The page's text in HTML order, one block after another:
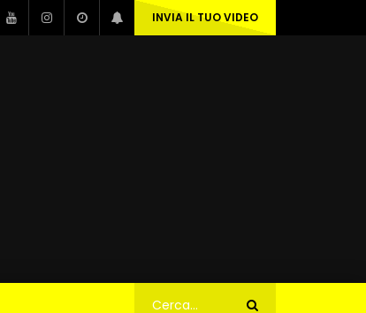
INVIA IL TUO VIDEO